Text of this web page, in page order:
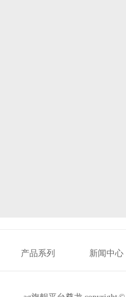
产品系列 新闻中心